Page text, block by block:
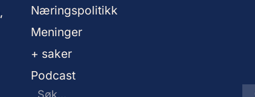
,
Næringspolitikk
Meninger
+ saker
Podcast